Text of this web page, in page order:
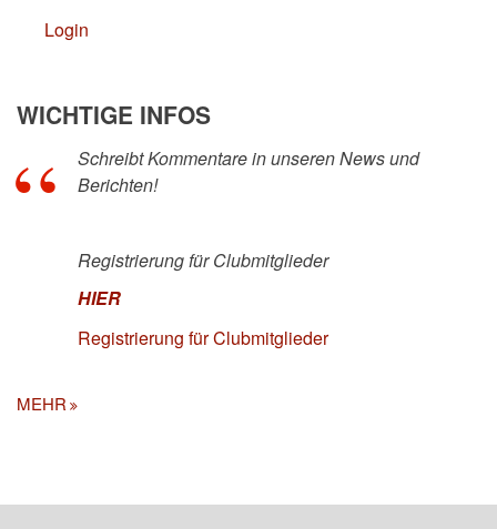
Login
WICHTIGE INFOS
Schreibt Kommentare in unseren News und
Berichten!
Registrierung für Clubmitglieder
HIER
Registrierung für Clubmitglieder
MEHR